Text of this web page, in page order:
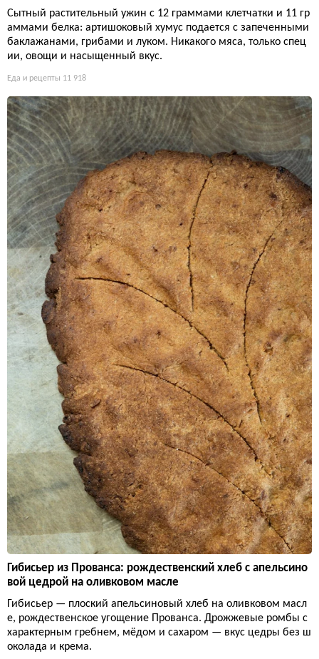
Сытный растительный ужин с 12 граммами клетчатки и 11 гр
аммами белка: артишоковый хумус подается с запеченными
баклажанами, грибами и луком. Никакого мяса, только спец
ии, овощи и насыщенный вкус.
Еда и рецепты 11 918
Гибисьер из Прованса: рождественский хлеб с апельсино
вой цедрой на оливковом масле
Гибисьер — плоский апельсиновый хлеб на оливковом масл
е, рождественское угощение Прованса. Дрожжевые ромбы с
характерным гребнем, мёдом и сахаром — вкус цедры без ш
околада и крема.